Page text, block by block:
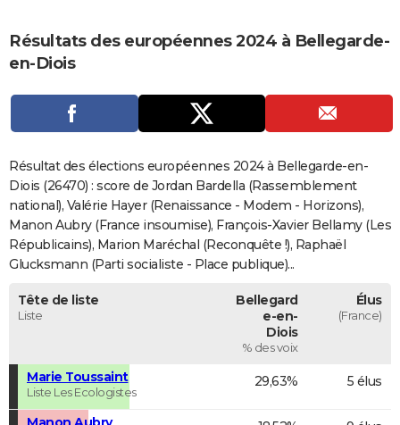
Carte de Noël
Carte Bonne année
Carte Saint-Valentin
Carte Pâques
Carte d'anniversaire
COPAINS D'AVANT
AVIS DE DÉCÈS
FORUM
Bricolage
Lifestyle
Culture
Sport
Auto
Television
Voyage
Cinema
Résultats des européennes 2024 à Bellegarde-
en-Diois
Résultat des élections européennes 2024 à Bellegarde-en-
Diois (26470) : score de Jordan Bardella (Rassemblement
national), Valérie Hayer (Renaissance - Modem - Horizons),
Manon Aubry (France insoumise), François-Xavier Bellamy (Les
Républicains), Marion Maréchal (Reconquête !), Raphaël
Glucksmann (Parti socialiste - Place publique)...
Tête de liste
Liste
Bellegard
e-en-
Diois
% des voix
Élus
(France)
Marie Toussaint
Liste Les Ecologistes
29,63% 5 élus